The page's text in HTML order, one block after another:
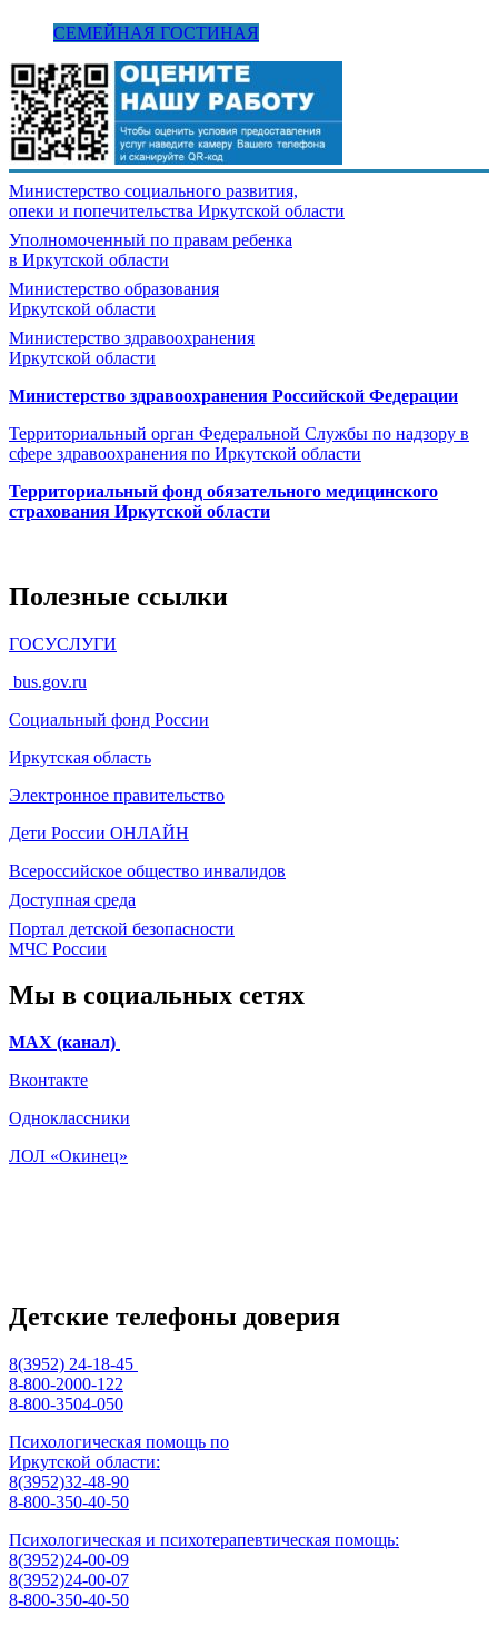
СЕМЕЙНАЯ ГОСТИНАЯ
Министерство социального развития,
опеки и попечительства Иркутской области
Уполномоченный по правам ребенка
в Иркутской области
Министерство образования
Иркутской области
Министерство здравоохранения
Иркутской области
Министерство здравоохранения Росcийской Федерации
Территориальный орган Федеральной Службы по надзору в
сфере здравоохранения по Иркутской области
Территориальный фонд обязательного медицинского
страхования Иркутской области
Полезные ссылки
ГОСУСЛУГИ
bus.gov.ru
Социальный фонд России
Иркутская область
Электронное правительство
Дети России ОНЛАЙН
Всероссийское общество инвалидов
Доступная среда
Портал детской безопасности
МЧС России
Мы в социальных сетях
МАХ (канал)
Вконтакте
Одноклассники
ЛОЛ «Окинец»
Детские телефоны доверия
8(3952) 24-18-45
8-800-2000-122
8-800-3504-050
Психологическая помощь по
Иркутской области:
8(3952)32-48-90
8-800-350-40-50
Психологическая и психотерапевтическая помощь:
8(3952)24-00-09
8(3952)24-00-07
8-800-350-40-50